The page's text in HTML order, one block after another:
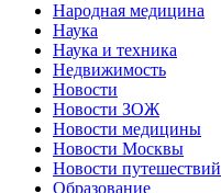
Народная медицина
Наука
Наука и техника
Недвижимость
Новости
Новости ЗОЖ
Новости медицины
Новости Москвы
Новости путешествий
Образование